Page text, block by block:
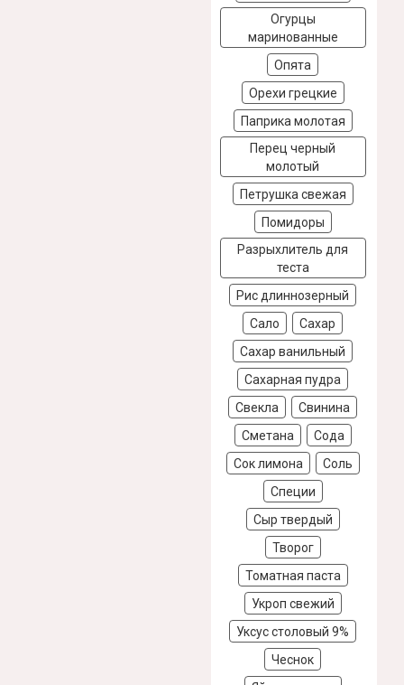
Огурцы
маринованные
Опята
Орехи грецкие
Паприка молотая
Перец черный
молотый
Петрушка свежая
Помидоры
Разрыхлитель для
теста
Рис длиннозерный
Сало
Сахар
Сахар ванильный
Сахарная пудра
Свекла
Свинина
Сметана
Сода
Сок лимона
Соль
Специи
Сыр твердый
Творог
Томатная паста
Укроп свежий
Уксус столовый 9%
Чеснок